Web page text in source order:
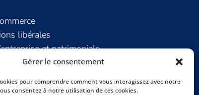
Gérer le consentement
pour comprendre comment vous interagissez avec notre
consentez à notre utilisation de ces cookies.
libérales
et patrimoniale